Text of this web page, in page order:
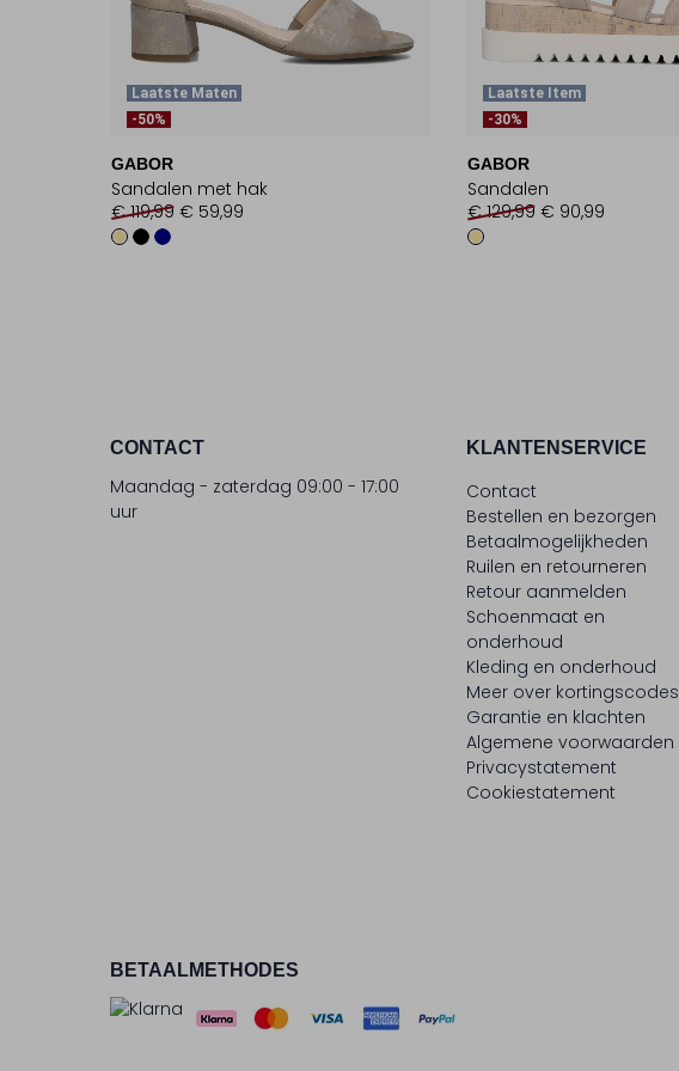
Laatste Maten
-50%
GABOR
Sandalen met hak
€ 119,99 € 59,99
Laatste Item
-30%
GABOR
Sandalen
€ 129,99 € 90,99
CONTACT
Maandag - zaterdag 09:00 - 17:00
uur
KLANTENSERVICE
Contact
Bestellen en bezorgen
Betaalmogelijkheden
Ruilen en retourneren
Retour aanmelden
Schoenmaat en
onderhoud
Kleding en onderhoud
Meer over kortingscodes
Garantie en klachten
Algemene voorwaarden
Privacystatement
Cookiestatement
BETAALMETHODES